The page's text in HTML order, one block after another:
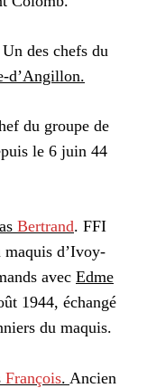
Un des chefs du
d’Angillon.
du groupe de
le 6 juin 44
Bertrand. FFI
d’Ivoy-
avec Edme
1944, échangé
du maquis.
François. Ancien